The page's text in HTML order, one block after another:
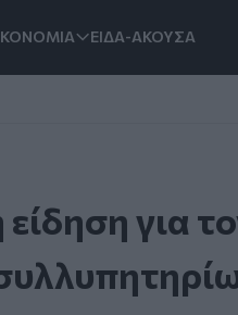
ΕΙΔΑ-ΑΚΟΥΣΑ
για